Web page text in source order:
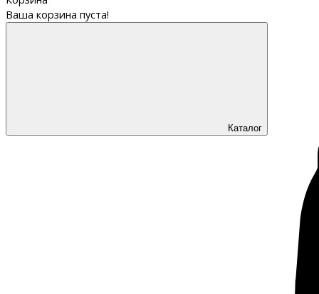
Ваша корзина пуста!
Каталог